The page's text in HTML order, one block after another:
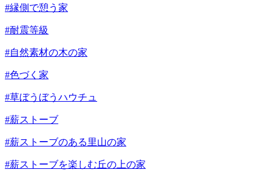
#縁側で憩う家
#耐震等級
#自然素材の木の家
#色づく家
#草ぼうぼうハウチュ
#薪ストーブ
#薪ストーブのある里山の家
#薪ストーブを楽しむ丘の上の家